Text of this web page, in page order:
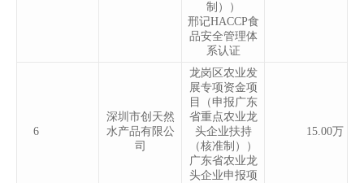
制））
邢记HACCP食
品安全管理体
系认证
6
深圳市创天然
水产品有限公
司
龙岗区农业发
展专项资金项
目（申报广东
省重点农业龙
头企业扶持
（核准制））
广东省农业龙
头企业申报项
15.00万